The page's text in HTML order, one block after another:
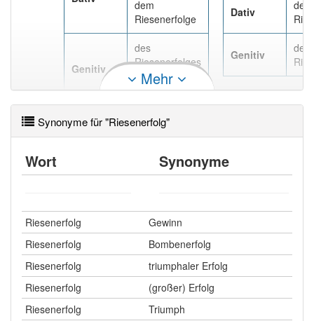
umgangssprachlich emotional verstärkend
95% unserer Spielapp-Nutzer haben den Artikel
korrekt erraten.
dem
Riesenerfolge
Genitiv
des
Riesenerfolges
, des
Riesenerfolgs
Dativ
den
Genitiv
der
Mehr
Synonyme für "Riesenerfolg"
Wort Synonyme
Riesenerfolg
Gewinn
Riesenerfolg
Bombenerfolg
Riesenerfolg
triumphaler Erfolg
Riesenerfolg
(großer) Erfolg
Riesenerfolg
Triumph